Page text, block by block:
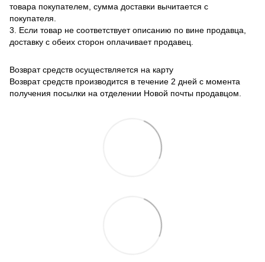
товара покупателем, сумма доставки вычитается с
покупателя.
3. Если товар не соответствует описанию по вине продавца,
доставку с обеих сторон оплачивает продавец.
Возврат средств осуществляется на карту
Возврат средств производится в течение 2 дней с момента
получения посылки на отделении Новой почты продавцом.